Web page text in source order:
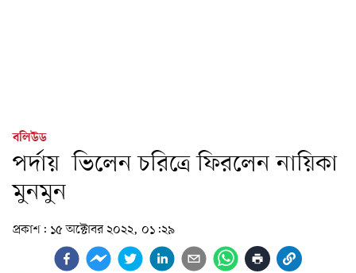
বলিউড
পর্দায় ভিলেন চরিত্রে ফিরলেন নায়িকা
মুনমুন
প্রকাশ: ১৫ অক্টোবর ২০২২, ০১:২৯